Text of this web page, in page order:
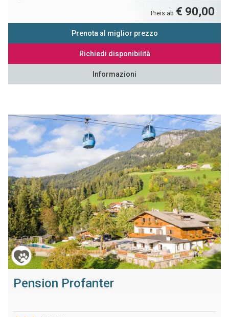
Preis ab € 90,00
Prenota al miglior prezzo
Richiedi disponibilità
Informazioni
Pension Profanter